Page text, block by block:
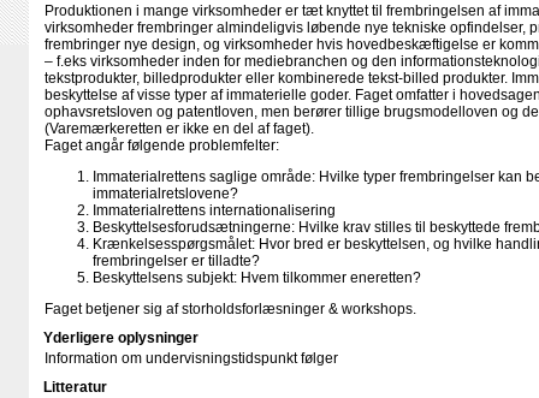
Produktionen i mange virksomheder er tæt knyttet til frembringelsen af
virksomheder frembringer almindeligvis løbende nye tekniske opfindelser,
frembringer nye design, og virksomheder hvis hovedbeskæftigelse er
– f.eks virksomheder inden for mediebranchen og den
tekstprodukter, billedprodukter eller kombinerede tekst-billed produkter.
beskyttelse af visse typer af immaterielle goder. Faget omfatter i
ophavsretsloven og patentloven, men berører tillige brugsmodelloven og
(Varemærkeretten er ikke en del af faget).
Faget angår følgende problemfelter:
Immaterialrettens saglige område: Hvilke typer frembringelser kan
immaterialretslovene?
Immaterialrettens internationalisering
Beskyttelsesforudsætningerne: Hvilke krav stilles til beskyttede
Krænkelsesspørgsmålet: Hvor bred er beskyttelsen, og hvilke
frembringelser er tilladte?
Beskyttelsens subjekt: Hvem tilkommer eneretten?
Faget betjener sig af storholdsforlæsninger & workshops.
Yderligere oplysninger
Information om undervisningstidspunkt følger
Litteratur